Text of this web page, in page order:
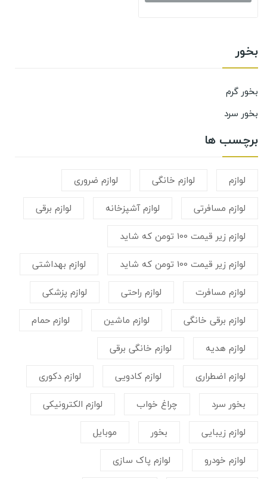
بخور
بخور گرم
بخور سرد
برچسب ها
لوازم لوازم خانگی
لوازم ضروری
لوازم مسافرتی
لوازم آشپزخانه
لوازم برقی
لوازم زیر قیمت 100 تومن که شاید
لوازم زیر قیمت 100 تومن که شاید
لوازم بهداشتی
لوازم مسافرت
لوازم راحتی
لوازم پزشکی
لوازم برقی خانگی
لوازم ماشین
لوازم حمام
لوازم هدیه
لوازم خانگی برقی
لوازم اضطراری
لوازم کادویی
لوازم دکوری
بخور سرد
چراغ خواب
لوازم الکترونیکی
لوازم زیبایی
بخور
موبایل
لوازم خودرو
لوازم پاک سازی